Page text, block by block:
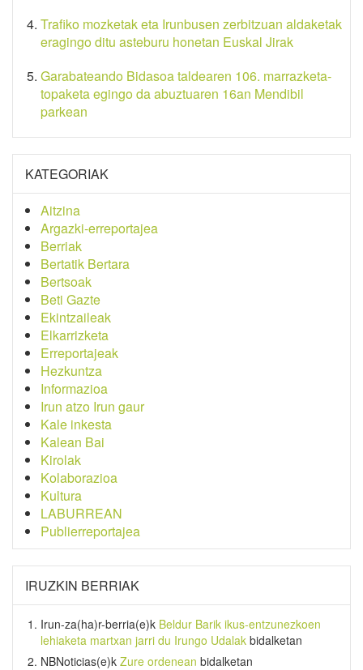
Trafiko mozketak eta Irunbusen zerbitzuan aldaketak
eragingo ditu asteburu honetan Euskal Jirak
Garabateando Bidasoa taldearen 106. marrazketa-
topaketa egingo da abuztuaren 16an Mendibil
parkean
KATEGORIAK
Aitzina
Argazki-erreportajea
Berriak
Bertatik Bertara
Bertsoak
Beti Gazte
Ekintzaileak
Elkarrizketa
Erreportajeak
Hezkuntza
Informazioa
Irun atzo Irun gaur
Kale inkesta
Kalean Bai
Kirolak
Kolaborazioa
Kultura
LABURREAN
Publierreportajea
IRUZKIN BERRIAK
Irun-za(ha)r-berria(e)k Beldur Barik ikus-entzunezkoen
lehiaketa martxan jarri du Irungo Udalak bidalketan
NBNoticias(e)k Zure ordenean bidalketan